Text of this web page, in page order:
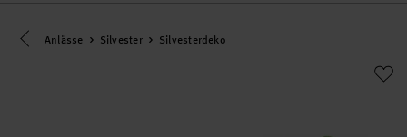
Eine Kategorie zurück navigieren
Anlässe Silvester Silvesterdeko